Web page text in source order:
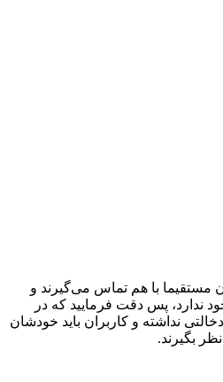
با هم تماس می‌گیرند و
پس دقت فرمایید که در
و کاربران باید خودشان